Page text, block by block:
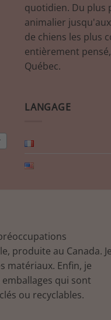
quotidien. Du plus
animalier
de chiens les plus
entièrement
Québec.
LANGAGE
produite au Canada. Je
matériaux. Enfin, je
qui sont
ou recyclables.